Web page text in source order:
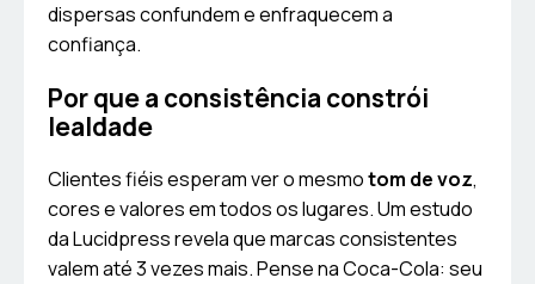
dispersas confundem e enfraquecem a
confiança.
Por que a consistência constrói
lealdade
Clientes fiéis esperam ver o mesmotom de voz,
cores e valores em todos os lugares. Um estudo
da Lucidpress revela que marcas consistentes
valem até 3 vezes mais. Pense na Coca-Cola: seu